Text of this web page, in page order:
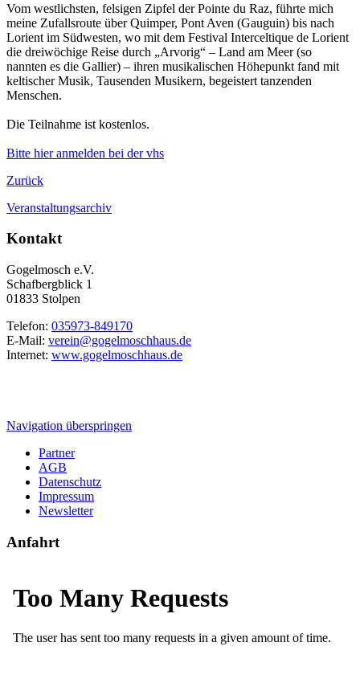
Vom westlichsten, felsigen Zipfel der Pointe du Raz, führte mich
meine Zufallsroute über Quimper, Pont Aven (Gauguin) bis nach
Lorient im Südwesten, wo mit dem Festival Interceltique de Lorient
die dreiwöchige Reise durch „Arvorig“ – Land am Meer (so
nannten es die Gallier) – ihren musikalischen Höhepunkt fand mit
keltischer Musik, Tausenden Musikern, begeistert tanzenden
Menschen.
Die Teilnahme ist kostenlos.
Bitte hier anmelden bei der vhs
Zurück
Veranstaltungsarchiv
Kontakt
Gogelmosch e.V.
Schafbergblick 1
01833 Stolpen
Telefon: 035973-849170
E-Mail: verein@gogelmoschhaus.de
Internet: www.gogelmoschhaus.de
Navigation überspringen
Partner
AGB
Datenschutz
Impressum
Newsletter
Anfahrt